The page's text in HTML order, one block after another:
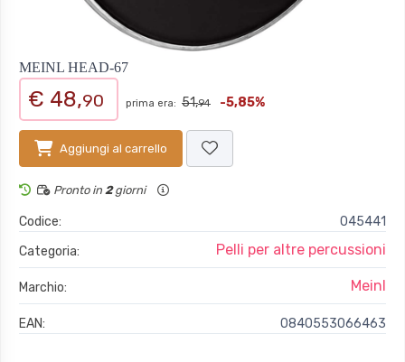
MEINL HEAD-67
€ 48,90 prima era: 51,94 -5,85%
Aggiungi al carrello
Pronto in 2giorni
Codice:
045441
Categoria:
Pelli per altre percussioni
Marchio: Meinl
EAN: 0840553066463